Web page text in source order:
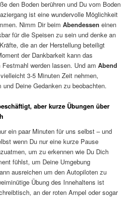
den Boden berühren und Du vom Boden
ist eine wundervolle Möglichkeit
Nimm Dir beimAbendesseneinen
für die Speisen zu sein und denke an
die an der Herstellung beteiligt
der Dankbarkeit kann das
Festmahl werden lassen. Und amAbend
3-5 Minuten Zeit nehmen,
Deine Gedanken zu beobachten.
aber kurze Übungen über
ein paar Minuten für uns selbst – und
wenn Du nur eine kurze Pause
um zu erkennen wie Du Dich
fühlst, um Deine Umgebung
ausreichen um den Autopiloten zu
Übung des Innehaltens ist
an der roten Ampel oder sogar